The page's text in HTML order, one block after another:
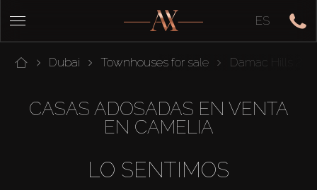
ES
Dubai Townhouses for sale Damac Hills 2
CASAS ADOSADAS EN VENTA
EN CAMELIA
LO SENTIMOS